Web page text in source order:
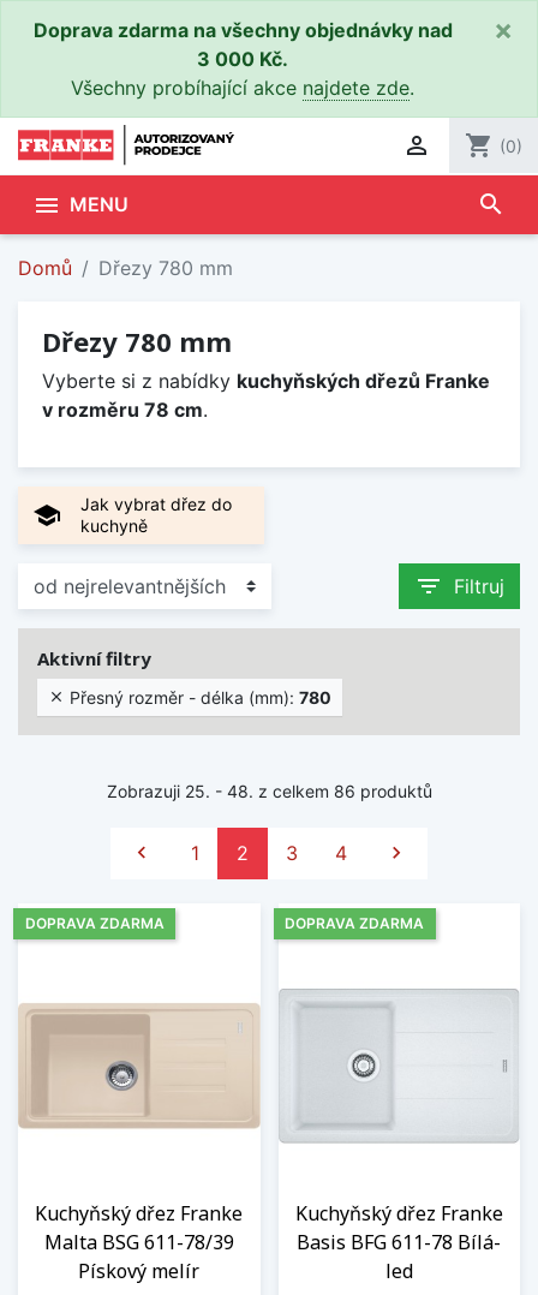
Doprava zdarma na všechny objednávky nad
3 000 Kč.
Všechny probíhající akce najdete zde.
×
 shopping_cart (0)
 MENU search
Domů Dřezy 780 mm
Dřezy 780 mm
Vyberte si z nabídky kuchyňských dřezů Franke
v rozměru 78 cm.
school
Jak vybrat dřez do
kuchyně
filter_list Filtruj
Aktivní filtry
 Přesný rozměr - délka (mm): 780
Zobrazuji 25. - 48. z celkem 86 produktů
Předchozí
 1 2 3 4 Další

Kuchyňský dřez Franke
Malta BSG 611-78/39
Pískový melír
DOPRAVA ZDARMA
Kuchyňský dřez Franke
Basis BFG 611-78 Bílá-
led
DOPRAVA ZDARMA